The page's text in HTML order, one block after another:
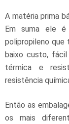
A matéria prima
Em suma ele
polipropileno que
baixo custo, fácil
térmica e
resistência
Então as
os mais